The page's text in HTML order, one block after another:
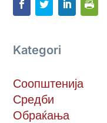
Kategori
Соопштенија
Средби
Обраќања